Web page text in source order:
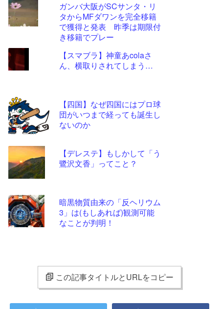
ガンバ大阪がSCサンタ・リ
タからMFダワンを完全移籍
で獲得と発表 昨季は期限付
き移籍でプレー
【スマブラ】神童あcolaさ
ん、横取りされてしまう…
【四国】なぜ四国にはプロ球
団がいつまで経っても誕生し
ないのか
【デレステ】もしかして「う
鷺沢文香」ってこと？
暗黒物質由来の「反ヘリウム
3」は(もしあれば)観測可能
なことが判明！
この記事タイトルとURLをコピー